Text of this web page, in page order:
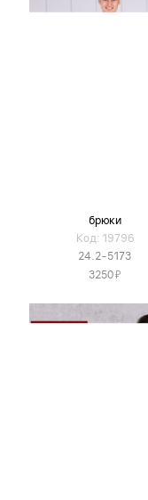
брюки
Код: 19796
24.2-5173
3250Я